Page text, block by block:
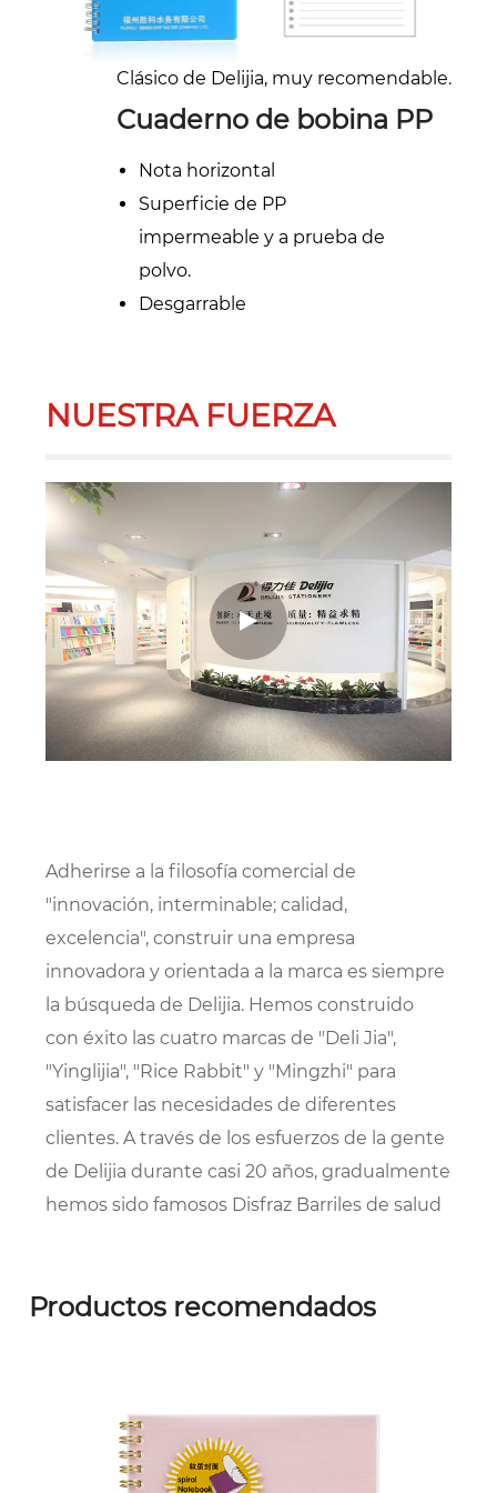
Clásico de Delijia, muy recomendable.
Cuaderno de bobina PP
Nota horizontal
Superficie de PP
impermeable y a prueba de
polvo.
Desgarrable
NUESTRA FUERZA
Adherirse a la filosofía comercial de
"innovación, interminable; calidad,
excelencia", construir una empresa
innovadora y orientada a la marca es siempre
la búsqueda de Delijia. Hemos construido
con éxito las cuatro marcas de "Deli Jia",
"Yinglijia", "Rice Rabbit" y "Mingzhi" para
satisfacer las necesidades de diferentes
clientes. A través de los esfuerzos de la gente
de Delijia durante casi 20 años, gradualmente
hemos sido famosos Disfraz Barriles de salud
y ha sido reconocido por la sociedad y los
reconocida como una marca comercial
famosa en Taizhou y participó en la redacción
Productos recomendados